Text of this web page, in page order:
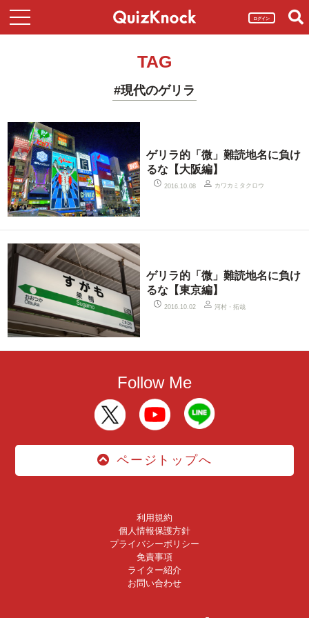
ログイン
TAG
#現代のゲリラ
ゲリラ的「微」難読地名に負け
るな【大阪編】
2016.10.08 カワカミタクロウ
ゲリラ的「微」難読地名に負け
るな【東京編】
2016.10.02 河村・拓哉
Follow Me
ページトップへ
利用規約
個人情報保護方針
プライバシーポリシー
免責事項
ライター紹介
お問い合わせ